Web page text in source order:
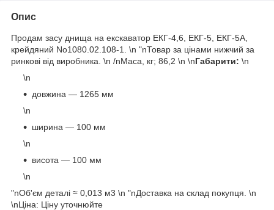
Опис
Продам засу днища на екскаватор ЕКГ-4,6, ЕКГ-5, ЕКГ-5А,
крейдяний No1080.02.108-1. \n "nТовар за цінами нижчий за
ринкові від виробника. \n /nМаса, кг; 86,2 \n \nГабарити: \n
\n
довжина — 1265 мм
\n
ширина — 100 мм
\n
висота — 100 мм
\n
"nОб'єм деталі ≈ 0,013 м3 \n "nДоставка на склад покупця. \n
\nЦіна: Ціну уточнюйте